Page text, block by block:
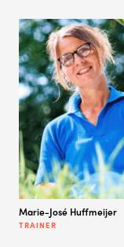
Marie-José Huffmeijer
TRAINER